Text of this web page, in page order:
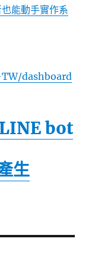
能動手實作系
dashboard
bot
生